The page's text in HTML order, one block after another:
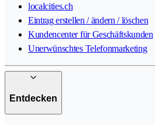
localcities.ch
Eintrag erstellen / ändern / löschen
Kundencenter für Geschäftskunden
Unerwünschtes Telefonmarketing
Entdecken